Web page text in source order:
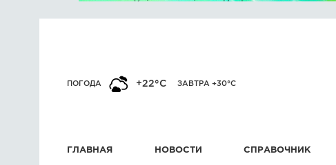
ПОГОДА +22°C ЗАВТРА +30°C
ГЛАВНАЯ НОВОСТИ СПРАВОЧНИК